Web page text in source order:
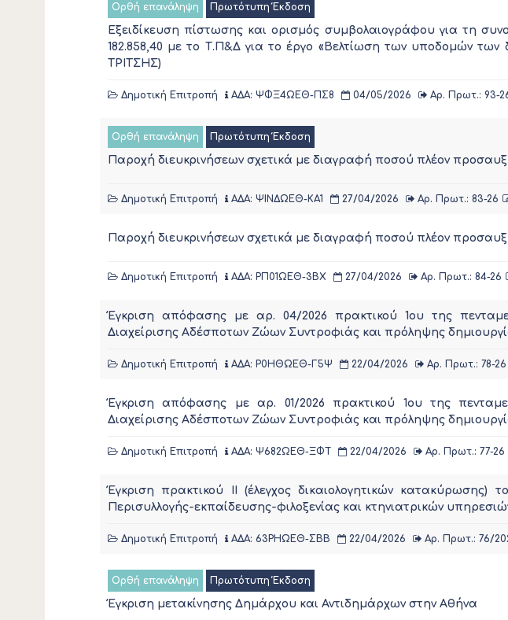
Ορθή επανάληψη Πρωτότυπη Έκδοση
Εξειδίκευση πίστωσης και ορισμός συμβολαιογράφου για τη
182.858,40 με το Τ.Π&Δ για το έργο «Βελτίωση των υποδομών
ΤΡΙΤΣΗΣ)
Δημοτική Επιτροπή ΑΔΑ: ΨΦΞ4ΩΕΘ-ΠΣ8 04/05/2026 Αρ. Πρωτ.: 93-
Ορθή επανάληψη Πρωτότυπη Έκδοση
Παροχή διευκρινήσεων σχετικά με διαγραφή ποσού πλέον
Δημοτική Επιτροπή ΑΔΑ: ΨΙΝΔΩΕΘ-ΚΑ1 27/04/2026 Αρ. Πρωτ.: 83-26
Παροχή διευκρινήσεων σχετικά με διαγραφή ποσού πλέον
Δημοτική Επιτροπή ΑΔΑ: ΡΠ01ΩΕΘ-3ΒΧ 27/04/2026 Αρ. Πρωτ.: 84-26
Έγκριση απόφασης με αρ. 04/2026 πρακτικού 1ου της
Διαχείρισης Αδέσποτων Ζώων Συντροφιάς και πρόληψης
Δημοτική Επιτροπή ΑΔΑ: Ρ0ΗΘΩΕΘ-Γ5Ψ 22/04/2026 Αρ. Πρωτ.: 78-26
Έγκριση απόφασης με αρ. 01/2026 πρακτικού 1ου της
Διαχείρισης Αδέσποτων Ζώων Συντροφιάς και πρόληψης
Δημοτική Επιτροπή ΑΔΑ: Ψ682ΩΕΘ-ΞΦΤ 22/04/2026 Αρ. Πρωτ.: 77-26
Έγκριση πρακτικού ΙΙ (έλεγχος δικαιολογητικών
Περισυλλογής-εκπαίδευσης-φιλοξενίας και κτηνιατρικών
Δημοτική Επιτροπή ΑΔΑ: 63ΡΗΩΕΘ-ΣΒΒ 22/04/2026 Αρ. Πρωτ.: 76/
Ορθή επανάληψη Πρωτότυπη Έκδοση
Έγκριση μετακίνησης Δημάρχου και Αντιδημάρχων στην Αθήνα